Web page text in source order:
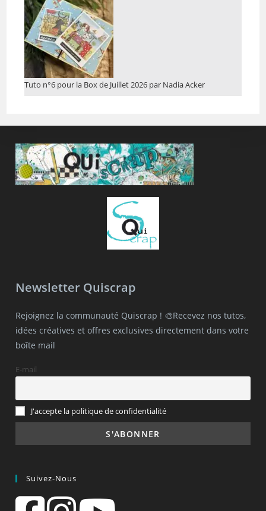
Tuto n°6 pour la Box de Juillet 2026 par Nadia Acker
Newsletter Quiscrap
Rejoignez la communauté Quiscrap ! 🎨Recevez nos tutos,
idées créatives et offres exclusives directement dans votre
boîte mail
E-mail
J'accepte la politique de confidentialité
Suivez-Nous